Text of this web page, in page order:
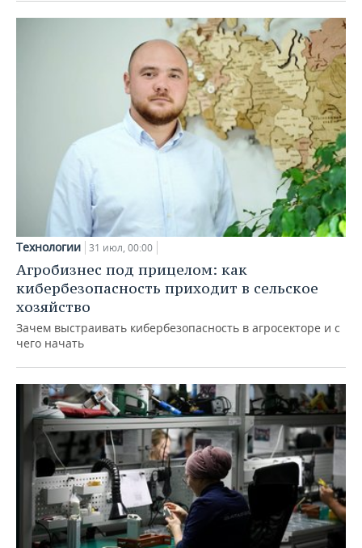
Технологии 31 июл, 00:00
Агробизнес под прицелом: как
кибербезопасность приходит в сельское
хозяйство
Зачем выстраивать кибербезопасность в агросекторе и с
чего начать